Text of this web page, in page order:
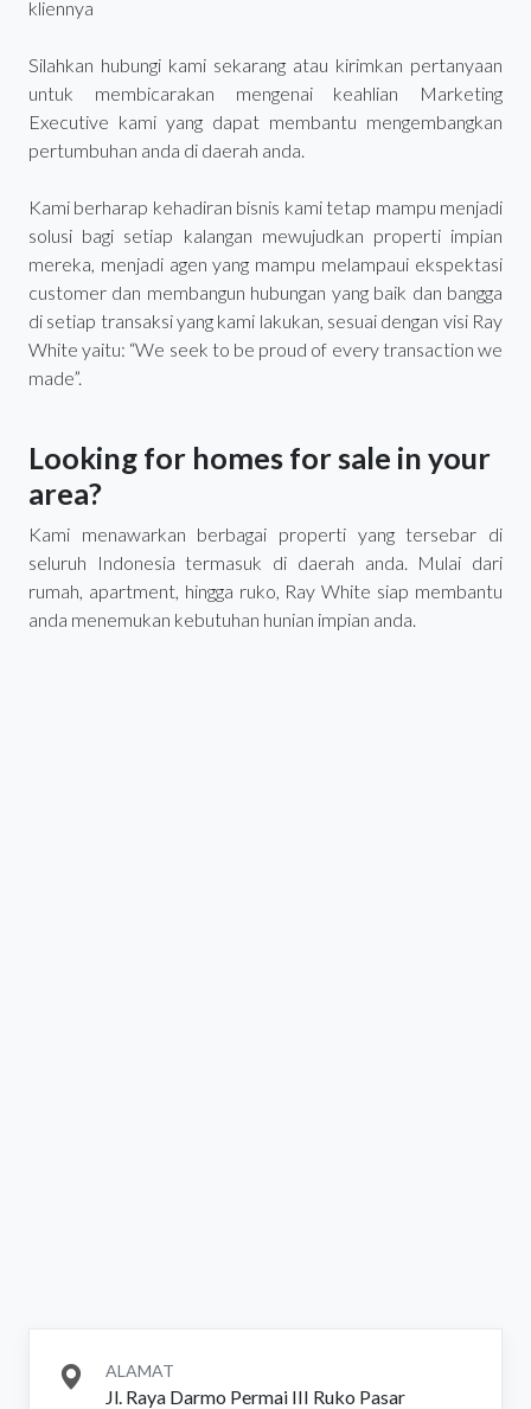
kliennya
Silahkan hubungi kami sekarang atau kirimkan pertanyaan
untuk membicarakan mengenai keahlian Marketing
Executive kami yang dapat membantu mengembangkan
pertumbuhan anda di daerah anda.
Kami berharap kehadiran bisnis kami tetap mampu menjadi
solusi bagi setiap kalangan mewujudkan properti impian
mereka, menjadi agen yang mampu melampaui ekspektasi
customer dan membangun hubungan yang baik dan bangga
di setiap transaksi yang kami lakukan, sesuai dengan visi Ray
White yaitu: “We seek to be proud of every transaction we
made”.
Looking for homes for sale in your
area?
Kami menawarkan berbagai properti yang tersebar di
seluruh Indonesia termasuk di daerah anda. Mulai dari
rumah, apartment, hingga ruko, Ray White siap membantu
anda menemukan kebutuhan hunian impian anda.
ALAMAT
Jl. Raya Darmo Permai III Ruko Pasar